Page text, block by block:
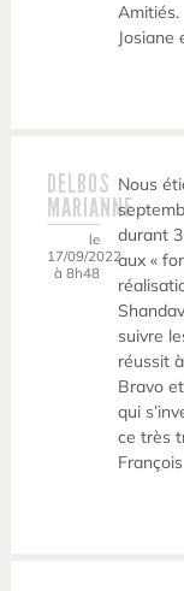
Amitiés.
Josiane
DELBOS
MARIANNE
le
17/09/2022
à 8h48
Nous
durant
aux «
suivre
réussit
Bravo
qui
ce très
François